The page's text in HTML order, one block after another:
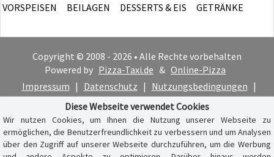
VORSPEISEN
BEILAGEN DESSERTS & EIS GETRÄNKE
Copyright © 2008 - 2026 • Alle Rechte vorbehalten
Powered by Pizza-Taxi.de & Online-Pizza
Impressum | Datenschutz | Nutzungsbedingungen |
Cookie-Hinweis
Diese Webseite verwendet Cookies
Wir nutzen Cookies, um Ihnen die Nutzung unserer Webseite zu
ermöglichen, die Benutzerfreundlichkeit zu verbessern und um Analysen
über den Zugriff auf unserer Webseite durchzuführen, um die Werbung